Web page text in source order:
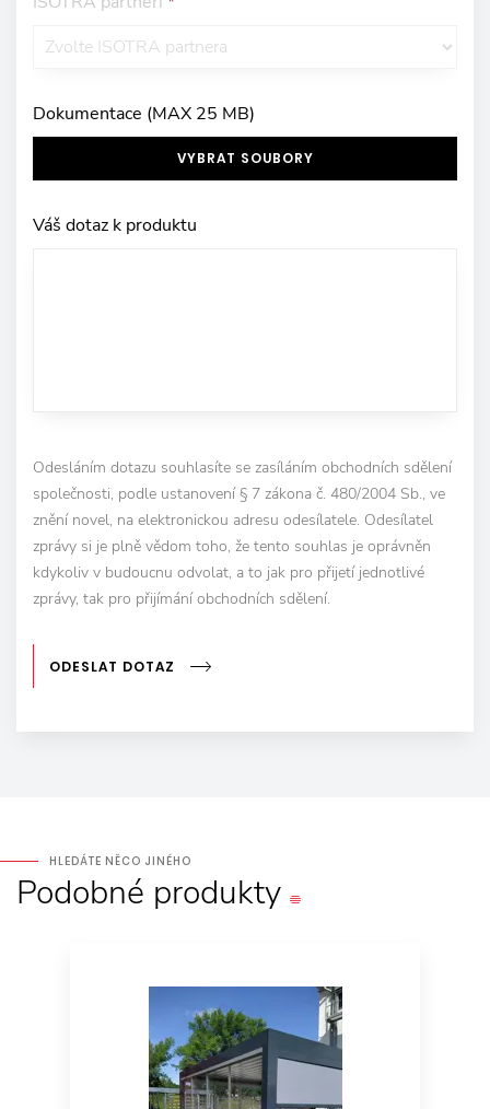
Dokumentace (MAX 25 MB)
VYBRAT SOUBORY
Váš dotaz k produktu
Odesláním dotazu souhlasíte se zasíláním obchodních sdělení
společnosti, podle ustanovení § 7 zákona č. 480/2004 Sb., ve
znění novel, na elektronickou adresu odesílatele. Odesílatel
zprávy si je plně vědom toho, že tento souhlas je oprávněn
kdykoliv v budoucnu odvolat, a to jak pro přijetí jednotlivé
zprávy, tak pro přijímání obchodních sdělení.
ODESLAT DOTAZ
HLEDÁTE NĚCO JINÉHO
Podobné produkty